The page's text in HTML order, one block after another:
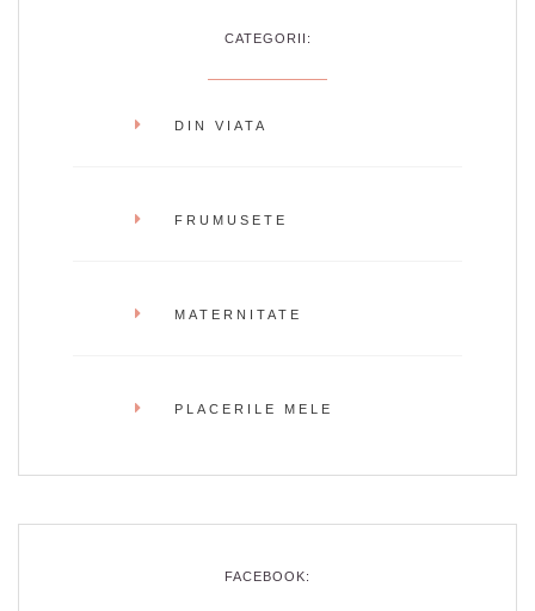
CATEGORII:
DIN VIATA
FRUMUSETE
MATERNITATE
PLACERILE MELE
FACEBOOK: